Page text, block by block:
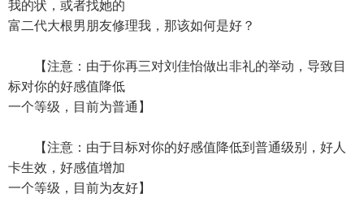
我的状，或者找她的
富二代大根男朋友修理我，那该如何是好？
【注意：由于你再三对刘佳怡做出非礼的举动，导致目
标对你的好感值降低
一个等级，目前为普通】
【注意：由于目标对你的好感值降低到普通级别，好人
卡生效，好感值增加
一个等级，目前为友好】